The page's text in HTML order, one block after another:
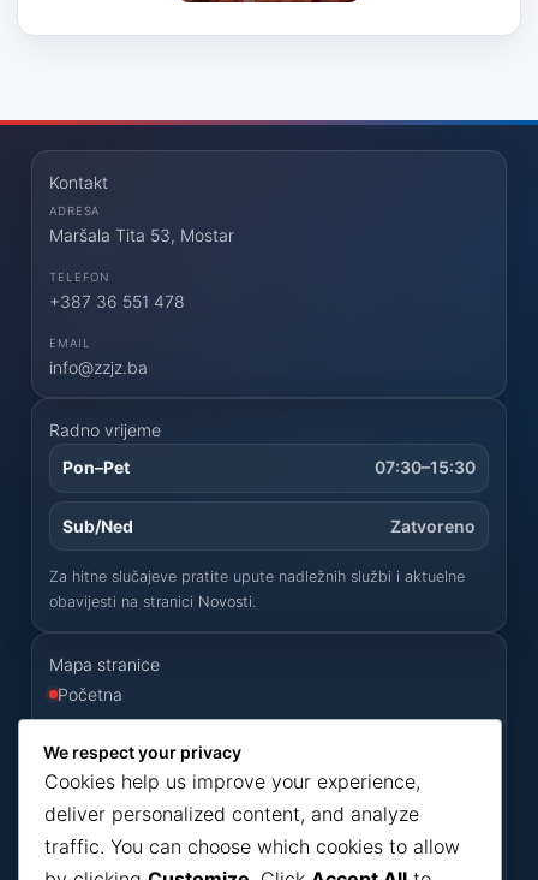
Kontakt
ADRESA
Maršala Tita 53, Mostar
TELEFON
+387 36 551 478
EMAIL
info@zzjz.ba
Radno vrijeme
Pon–Pet
07:30–15:30
Sub/Ned Zatvoreno
Za hitne slučajeve pratite upute nadležnih službi i aktuelne
obavijesti na stranici Novosti.
Mapa stranice
Početna
Usluge
Odluke
Konkursi
We respect your privacy
Cookies help us improve your experience,
deliver personalized content, and analyze
traffic. You can choose which cookies to allow